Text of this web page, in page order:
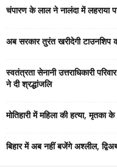
चंपारण के लाल ने नालंदा में लहराया
अब सरकार तुरंत खरीदेगी
स्वतंत्रता सेनानी उत्तराधिकारी
ने दी श्रद्धांजलि
मोतिहारी में महिला की हत्या, मृतका
बिहार में अब नहीं बजेंगे अश्लील,